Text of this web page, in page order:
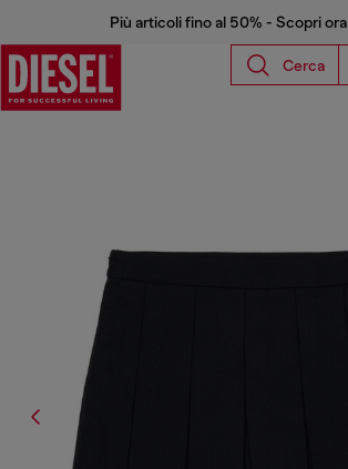
Più articoli fino al 50% - Scopri ora
Cerca